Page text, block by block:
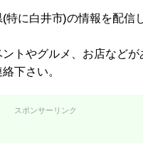
特に白井市)の情報を配信
トやグルメ、お店などが
下さい。
スポンサーリンク